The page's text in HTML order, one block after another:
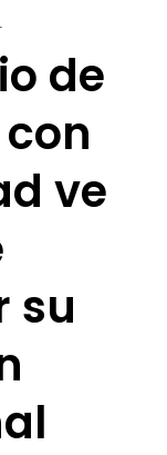
de
ve
su